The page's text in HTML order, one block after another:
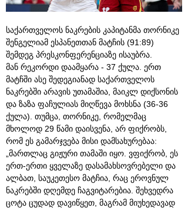
საქართველოს ნაკრების კაპიტანმა თორნიკე
შენგელიამ ესპანეთთან მატჩის (91:89)
შემდეგ პრესკონფერენციაზე ისაუბრა.
მან რეკორდი დაამყარა - 37 ქულა. ერთ
მატჩში ასე შედეგიანად საქართველოს
ნაკრებში არავის უთამაშია, მაიკლ დიქსონის
და ზაზა ფაჩულიას მიღწევა მოხსნა (36-36
ქულა). თუმცა, თორნიკე, რომელმაც
მხოლოდ 29 წამი დაისვენა, არ ფიქრობს,
რომ ეს გამარჯვება მისი დამსახურებაა:
„მართლაც გიჟური თამაში იყო. ვფიქრობ, ეს
ერთ-ერთი ყველაზე დასამახსოვრებელი და
ალბათ, საუკეთესო მატჩია, რაც ეროვნულ
ნაკრებში დღემდე ჩაგვიტარებია. შეხვედრა
ცოტა ცუდად დავიწყეთ, მაგრამ მიუხედავად